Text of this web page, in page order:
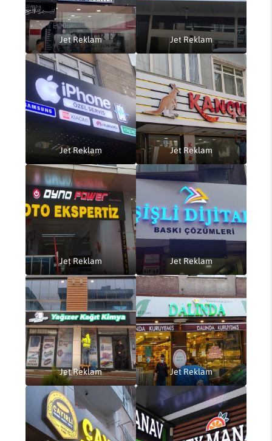
Jet Reklam Jet Reklam
Jet Reklam Jet Reklam
Jet Reklam Jet Reklam
Jet Reklam Jet Reklam